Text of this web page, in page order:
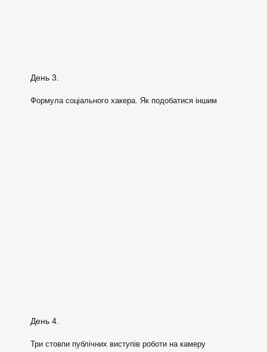
День 3.
Формула соціального хакера. Як подобатися іншим
День 4.
Три стовпи публічних виступів роботи на камеру